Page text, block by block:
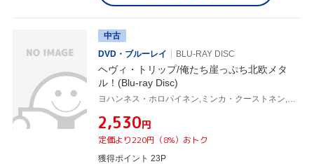
中古
DVD・ブルーレイ
BLU-RAY DISC
ヘヴィ・トリップ/俺たち崖っぷち北欧メタ
ル！(Blu-ray Disc)
ヨハンネス・ホロパイネン,ミンカ・クーストネン,ヴィッレ・ティーホネン,ユーソ・ラーティオ(監督、脚本),ユッカ・ヴィドゥグレン(監督、脚本),アレクシ・プラネン(監督),ヤリ・ランタラ(監督),ラウリ・ポラー(音楽)
¥2,530円
定価より220円（8%）おトク
獲得ポイント 23P